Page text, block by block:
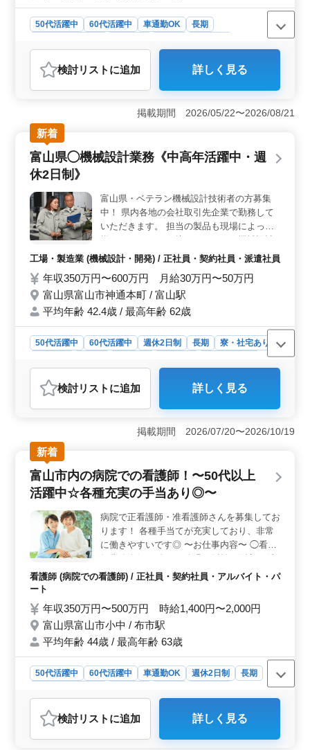
50代活躍中 60代活躍中 車通勤OK
長期
おすすめポイント
＜経験者にチャンスを＞ 経験豊富な中高年の看護師の
方々に、安定した環境でのキャリアアップの場を提供し
ます。60代の採用実績があるため、即戦力として活躍で
きる環境です。医療現場での豊富な経験を活かし、新た
なステージでの活躍を目指しませんか？ ＜充実の業
務内容＞ 外来看護師業務を中心に、注射や採血、投薬
など様々な業務に携わります。また、血圧や体温、脈拍
の重要な役割を担いながら、患者様への安心と安全を提
供します。 ＜働きやすい条件＞ 50代や60代の看護
師が活躍中で、経験や知識を活かした貢献ができます。
また、社会保険完備や昇給・賞与の制度が整っており、
長期間安心して働ける環境です。さらに、勤務時間や休
日の相談も可能で、ライフスタイルに合わせた働き方が
できます。
検討リスト に追加 詳しく見る
掲載期間 2026/05/22〜2026/08/21
新着
富山県◯機械設計業務《中高年活躍中・週
休2日制》
富山県・ベテラン機械設計技術者の方募集
中！ 県内各地の会社取引先企業で勤務して
いただきます。 担当の製品も現場によって
の経験・技術を活かしてください！ 〜お仕
図面作成 等 ※使用CAD：AutoCAD、
SolidWorks、iCADなど現場による 〜特徴〜
・週休2日制 ・宿舎あり ・交通費実費支給
せんか？ お気軽にご応募ください♪
工場・製造業 (機械設計・開発) / 正社員・契約社員・派遣社員
年収350万円〜600万円 月給30万円〜50万円
富山県富山市神通本町 / 富山駅
平均年齢 42.4歳 / 最高年齢 62歳
50代活躍中 60代活躍中 週休2日制 長期
寮・社宅あり
おすすめポイント
＜経験を活かせる環境＞ この求人は、機械設計の経験
が5年以上ある方を対象としています。富山県内の様々な
CADツールを使用し機械設計業務を行います。これまで
の経験と技術を存分に活かすことができます。 ＜充
実した待遇＞ 社会保険完備、宿舎提供、交通費実費支
給など、安心して働ける待遇が整っています。また、週
休2日制を採用しており、土日休みでプライベートの時間
も大切にできます。長期で安定して勤務できます。
＜多様な年齢層が活躍中＞ 50代、60代の中高年層も活
躍中であり、最高年齢は62歳です。 年齢関係なく、技
術を活かし活躍できる環境です。
検討リスト に追加 詳しく見る
掲載期間 2026/07/20〜2026/10/19
新着
富山市内の病院での看護師！〜50代以上
活躍中☆各種充実の手当あり◎〜
病院で正看護師・准看護師さんを募集してお
ります！ 各種手当てが充実しており、非常
に働きやすいです◎ 〜お仕事内容〜 ◯看護
師業務全般 ・血圧や体温、脈拍の測定 ・注
射、点滴、採血、巡回 ・診療器具の受け渡
◎年間休日120日 ◎住宅手当あり ◎夜勤手
当あり ◎マイカー通勤可 経験のある方は、
その他勤務時間や待遇についても相談できま
す♪ お気軽にご応募ください☆
看護師 (病院での看護師) / 正社員・契約社員・アルバイト・パ
ート
年収350万円〜500万円 時給1,400円〜2,000円
富山県富山市小中 / 布市駅
平均年齢 44歳 / 最高年齢 63歳
50代活躍中 60代活躍中 車通勤OK 週休2日制
長期
おすすめポイント
＜充実した手当と福利厚生＞ この求人では、交通費支
検討リスト に追加 詳しく見る